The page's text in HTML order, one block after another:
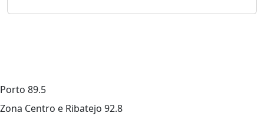
Porto 89.5
Zona Centro e Ribatejo 92.8